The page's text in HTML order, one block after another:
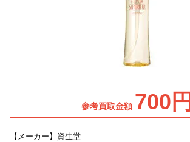
参考買取金額 700円
【メーカー】資生堂